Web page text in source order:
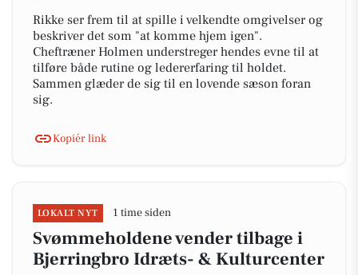
Rikke ser frem til at spille i velkendte omgivelser og
beskriver det som "at komme hjem igen".
Cheftræner Holmen understreger hendes evne til at
tilføre både rutine og ledererfaring til holdet.
Sammen glæder de sig til en lovende sæson foran
sig.
Kopiér link
LOKALT NYT 1 time siden
Svømmeholdene vender tilbage i
Bjerringbro Idræts- & Kulturcenter